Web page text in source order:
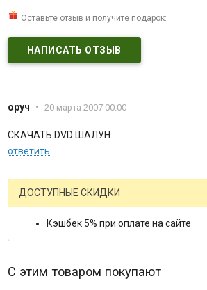
Оставьте отзыв и получите подарок:
НАПИСАТЬ ОТЗЫВ
оруч • 20 марта 2007 00:00
СКАЧАТЬ DVD ШАЛУН
ответить
ДОСТУПНЫЕ СКИДКИ
Кэшбек 5% при оплате на сайте
С этим товаром покупают